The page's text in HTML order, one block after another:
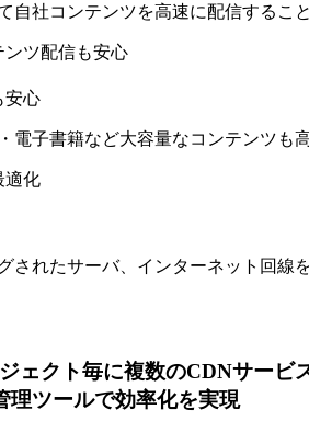
自社コンテンツを高速に配信するこ
安心
電子書籍など大容量なコンテンツも
されたサーバ、インターネット回線
ェクト毎に複数のCDNサービ
理ツールで効率化を実現